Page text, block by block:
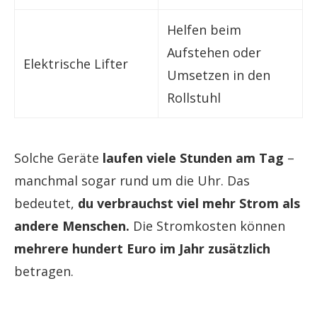
Elektrische Lifter
Helfen beim
Aufstehen oder
Umsetzen in den
Rollstuhl
Solche Geräte laufen viele Stunden am Tag –
manchmal sogar rund um die Uhr. Das
bedeutet, du verbrauchst viel mehr Strom als
andere Menschen. Die Stromkosten können
mehrere hundert Euro im Jahr zusätzlich
betragen.